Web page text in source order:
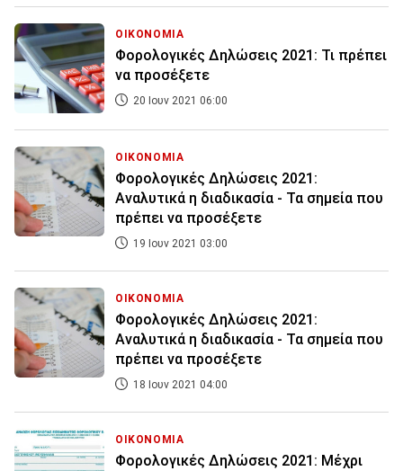
ΟΙΚΟΝΟΜΙΑ
Φορολογικές Δηλώσεις 2021: Τι πρέπει
να προσέξετε
20 Ιουν 2021 06:00
ΟΙΚΟΝΟΜΙΑ
Φορολογικές Δηλώσεις 2021:
Αναλυτικά η διαδικασία - Τα σημεία που
πρέπει να προσέξετε
19 Ιουν 2021 03:00
ΟΙΚΟΝΟΜΙΑ
Φορολογικές Δηλώσεις 2021:
Αναλυτικά η διαδικασία - Τα σημεία που
πρέπει να προσέξετε
18 Ιουν 2021 04:00
ΟΙΚΟΝΟΜΙΑ
Φορολογικές Δηλώσεις 2021: Μέχρι